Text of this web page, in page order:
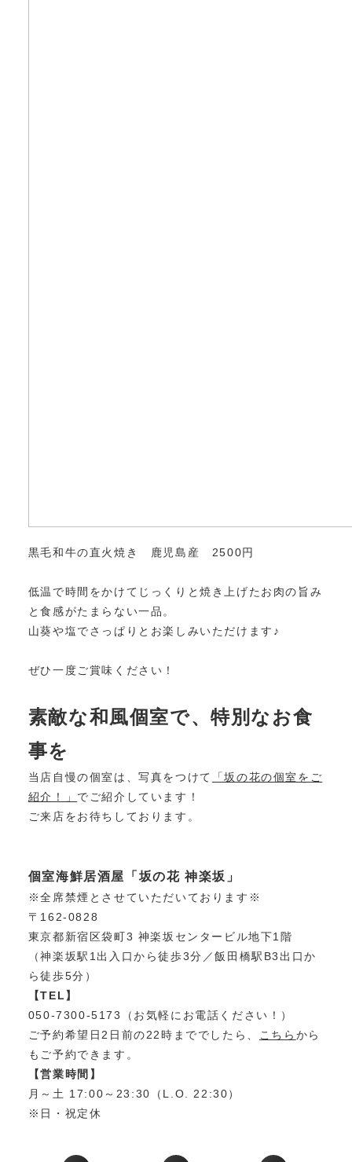
黒毛和牛の直火焼き 鹿児島産 2500円
低温で時間をかけてじっくりと焼き上げたお肉の旨み
と食感がたまらない一品。
山葵や塩でさっぱりとお楽しみいただけます♪
ぜひ一度ご賞味ください！
素敵な和風個室で、特別なお食
事を
当店自慢の個室は、写真をつけて
「坂の花の個室をご
紹介！」 でご紹介しています！
ご来店をお待ちしております。
個室海鮮居酒屋「坂の花 神楽坂」
※全席禁煙とさせていただいております※
〒162-0828
東京都新宿区袋町3 神楽坂センタービル地下1階
（神楽坂駅1出入口から徒歩3分／飯田橋駅B3出口か
ら徒歩5分）
【TEL】
050-7300-5173（お気軽にお電話ください！）
ご予約希望日2日前の22時まででしたら、
こちら から
もご予約できます。
【営業時間】
月～土 17:00～23:30（L.O. 22:30）
※日・祝定休